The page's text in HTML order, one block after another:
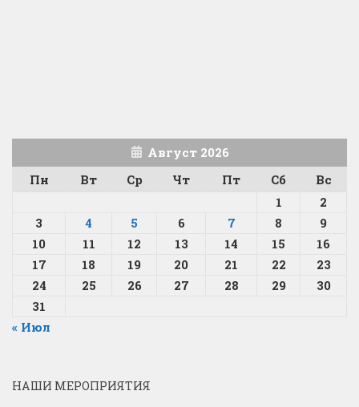
Август 2026
Пн
Вт Ср Чт Пт Сб
Вс
1
2
3
4 5 6 7 8
9
10
11 12 13 14 15
16
17
18 19 20 21 22
23
24
25 26 27 28 29
30
31
« Июл
НАШИ МЕРОПРИЯТИЯ